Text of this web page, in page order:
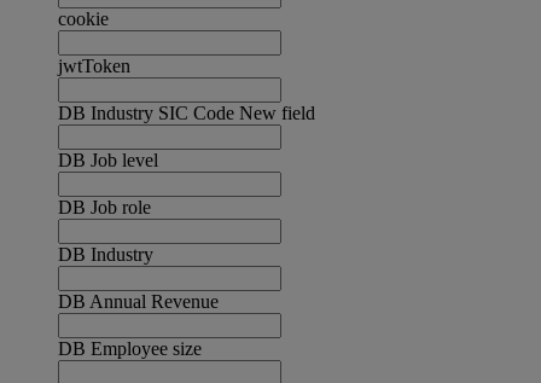
cookie
jwtToken
DB Industry SIC Code New field
DB Job level
DB Job role
DB Industry
DB Annual Revenue
DB Employee size